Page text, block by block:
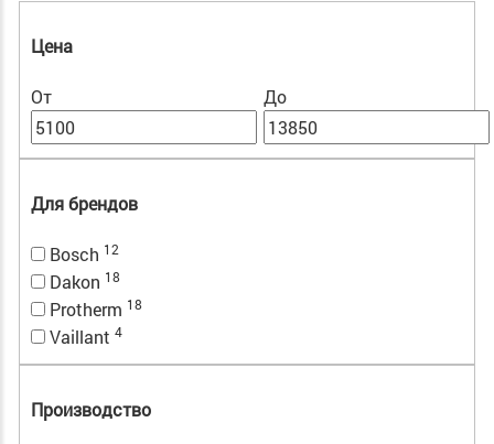
Цена
От До
Для брендов
Bosch 12
Dakon 18
Protherm 18
Vaillant 4
Производство